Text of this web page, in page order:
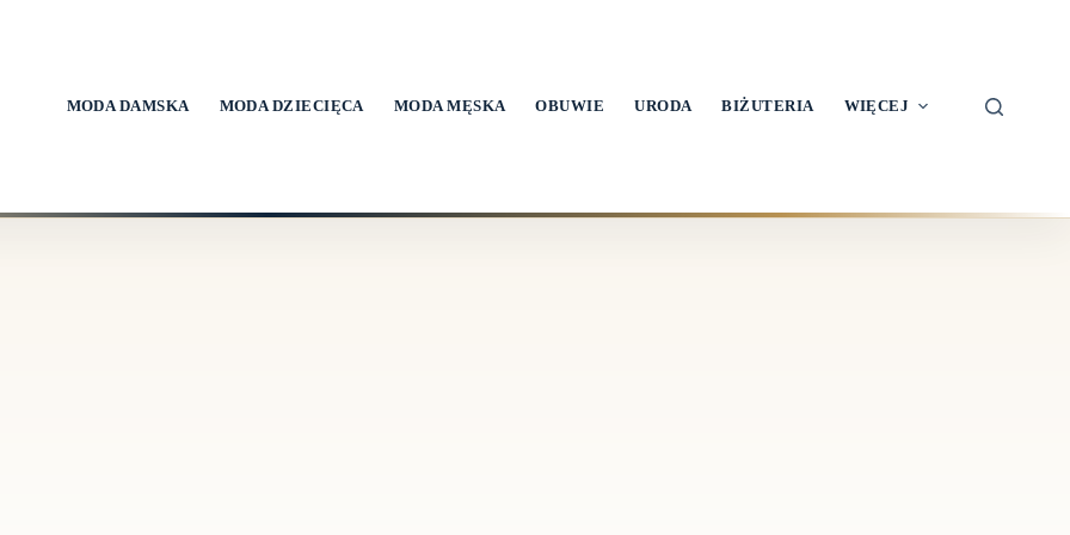
MODA DAMSKA MODA DZIECIĘCA MODA MĘSKA OBUWIE URODA BIŻUTERIA WIĘCEJ